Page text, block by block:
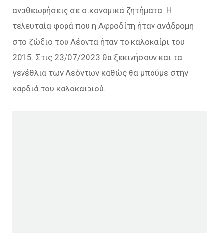
αναθεωρήσεις σε οικονομικά ζητήματα. Η
τελευταία φορά που η Αφροδίτη ήταν ανάδρομη
στο ζώδιο του Λέοντα ήταν το καλοκαίρι του
2015. Στις 23/07/2023 θα ξεκινήσουν και τα
γενέθλια των Λεόντων καθώς θα μπούμε στην
καρδιά του καλοκαιριού.